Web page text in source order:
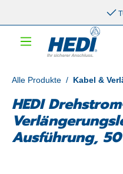
TÜV
Alle Produkte / Kabel &
HEDI
Ausführung,